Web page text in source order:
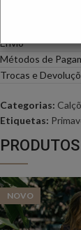
Envio
Métodos de
Trocas e
Categorias:
Etiquetas:
NOVO